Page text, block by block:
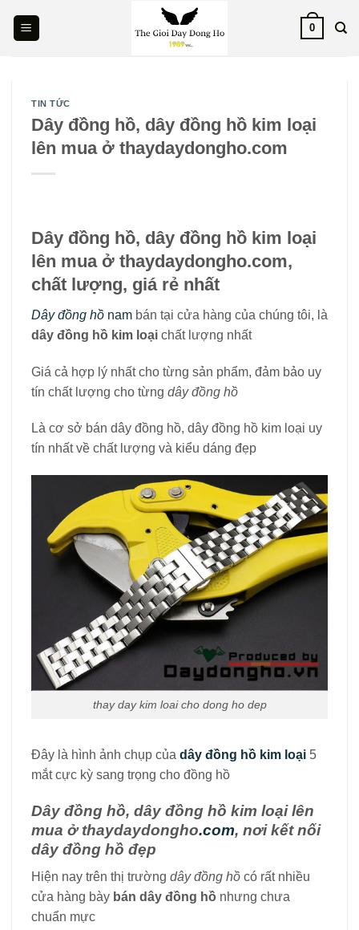
0
TIN TỨC
Dây đồng hồ, dây đồng hồ kim loại
lên mua ở thaydaydongho.com
Dây đồng hồ, dây đồng hồ kim loại
lên mua ở thaydaydongho.com,
chất lượng, giá rẻ nhất
Dây đồng hồ nam bán tại cửa hàng của chúng tôi, là
dây đồng hồ kim loại chất lượng nhất
Giá cả hợp lý nhất cho từng sản phẩm, đảm bảo uy
tín chất lượng cho từng dây đồng hồ
Là cơ sở bán dây đồng hồ, dây đồng hồ kim loại uy
tín nhất về chất lượng và kiểu dáng đẹp
thay day kim loai cho dong ho dep
Đây là hình ảnh chụp của dây đồng hồ kim loại 5
mắt cực kỳ sang trọng cho đồng hồ
Dây đồng hồ, dây đồng hồ kim loại lên
mua ở thaydaydongho.com, nơi kết nối
dây đồng hồ đẹp
Hiện nay trên thị trường dây đồng hồ có rất nhiều
cửa hàng bày bán dây đồng hồ nhưng chưa
chuẩn mực